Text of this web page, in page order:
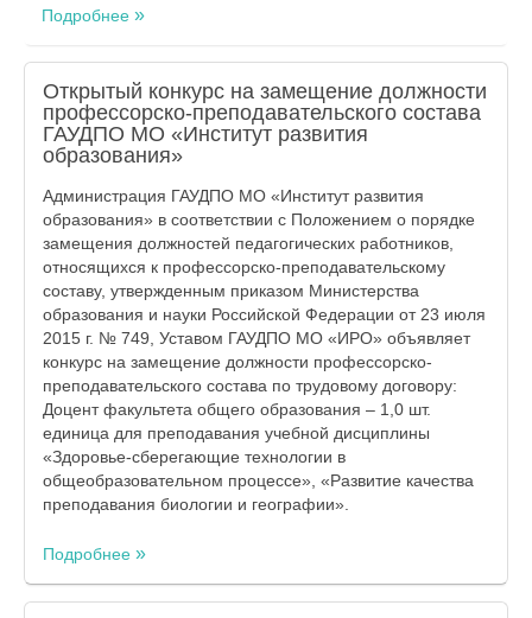
Подробнее
Открытый конкурс на замещение должности
профессорско-преподавательского состава
ГАУДПО МО «Институт развития
образования»
Администрация ГАУДПО МО «Институт развития
образования» в соответствии с Положением о порядке
замещения должностей педагогических работников,
относящихся к профессорско-преподавательскому
составу, утвержденным приказом Министерства
образования и науки Российской Федерации от 23 июля
2015 г. № 749, Уставом ГАУДПО МО «ИРО» объявляет
конкурс на замещение должности профессорско-
преподавательского состава по трудовому договору:
Доцент факультета общего образования – 1,0 шт.
единица для преподавания учебной дисциплины
«Здоровье-сберегающие технологии в
общеобразовательном процессе», «Развитие качества
преподавания биологии и географии».
Подробнее